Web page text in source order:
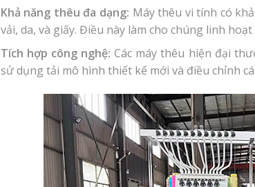
Khả năng thêu đa dạng: Máy thêu vi tính có
vải, da, và giấy. Điều này làm cho chúng linh hoạt
Tích hợp công nghệ:Các máy thêu hiện đại
sử dụng tải mô hình thiết kế mới và điều chỉnh